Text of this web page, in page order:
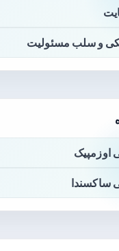
و سلب مسئولیت
اوزمپیک
ساکسندا